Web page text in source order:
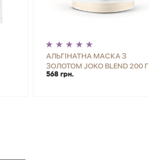
АЛЬГІНАТНА МАСКА З
ЗОЛОТОМ JOKO BLEND 200 Г
568 грн.